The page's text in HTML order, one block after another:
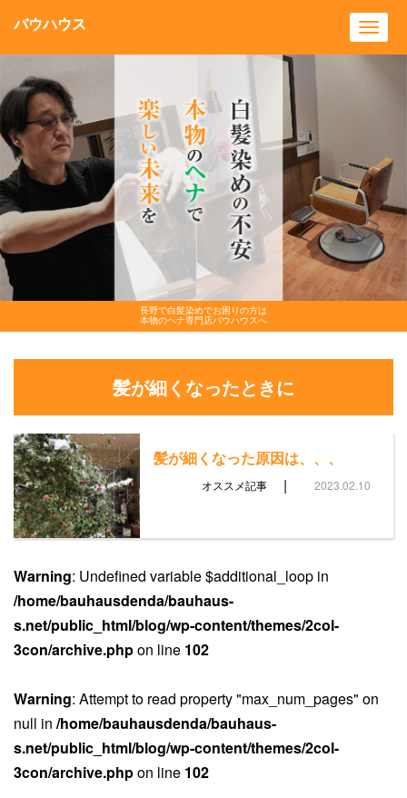
長野で白髪染めでお困りの方は
本物のヘナ専門店バウハウスへ
バウハウス
髪が細くなったときに
髪が細くなった原因は、、、
オススメ記事 | 2023.02.10
Warning: Undefined variable $additional_loop in
/home/bauhausdenda/bauhaus-
s.net/public_html/blog/wp-content/themes/2col-
3con/archive.phpon line 102
Warning: Attempt to read property "max_num_pages" on
null in /home/bauhausdenda/bauhaus-
s.net/public_html/blog/wp-content/themes/2col-
3con/archive.phpon line 102